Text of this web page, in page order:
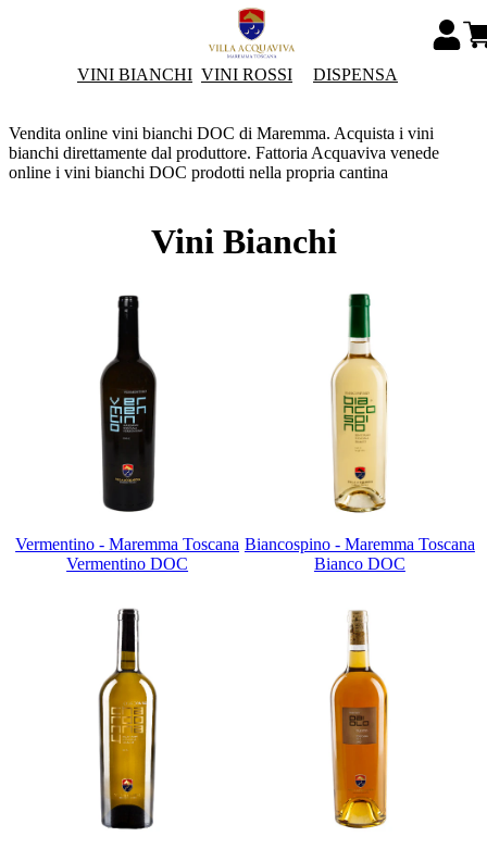
VINI BIANCHI VINI ROSSI DISPENSA
Vendita online vini bianchi DOC di Maremma. Acquista i vini
bianchi direttamente dal produttore. Fattoria Acquaviva venede
online i vini bianchi DOC prodotti nella propria cantina
Vini Bianchi
Vermentino - Maremma Toscana
Vermentino DOC
Biancospino - Maremma Toscana
Bianco DOC